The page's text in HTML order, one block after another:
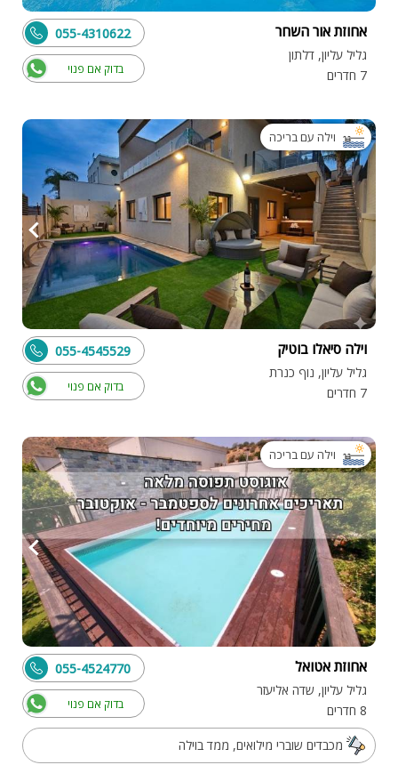
אחוזת אור השחר
גליל עליון, דלתון
7 חדרים
בדוק אם פנוי
055-4310622
וילה עם בריכה
וילה סיאלו בוטיק
גליל עליון, נוף כנרת
7 חדרים
בדוק אם פנוי
055-4545529
וילה עם בריכה
אחוזת אטואל
גליל עליון, שדה אליעזר
8 חדרים
בדוק אם פנוי
055-4524770
מכבדים שוברי מילואים, ממד בוילה